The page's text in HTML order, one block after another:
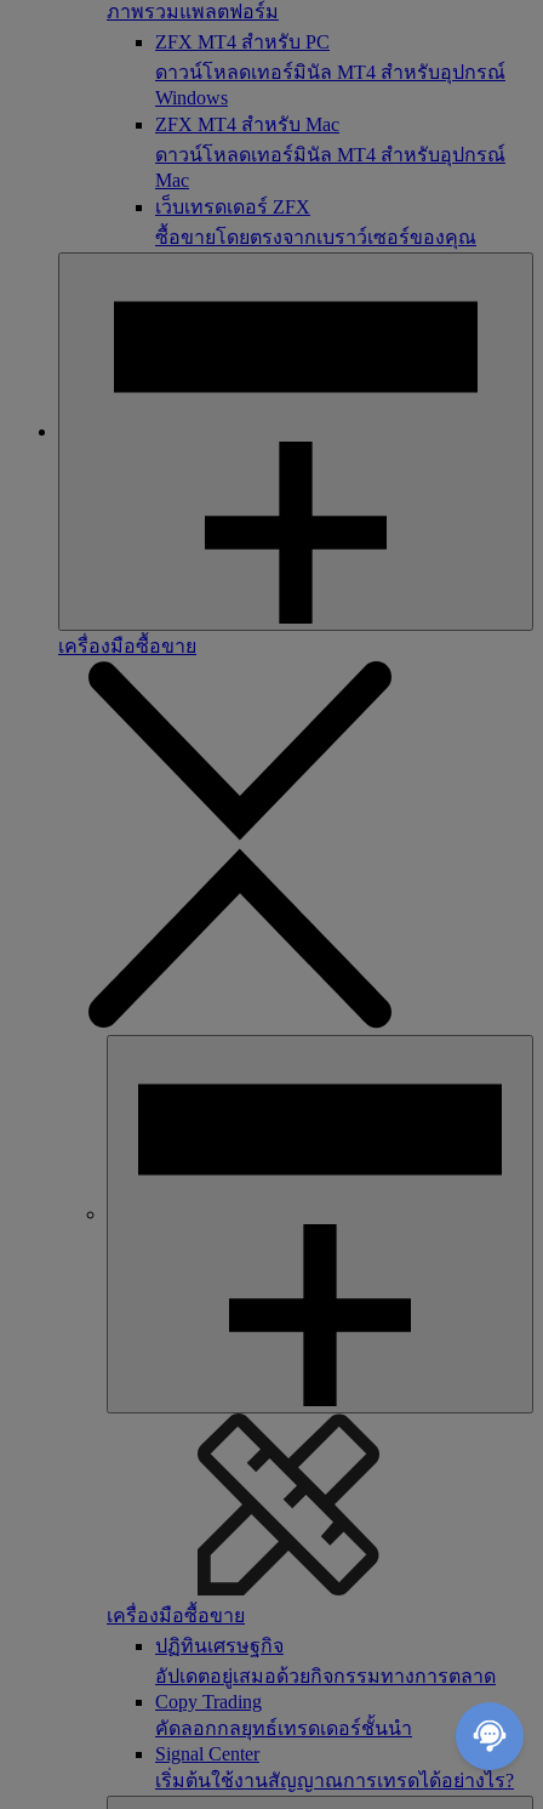
ภาพรวมแพลตฟอร์ม
ZFX MT4 สำหรับ PC
ดาวน์โหลดเทอร์มินัล MT4 สำหรับอุปกรณ์
Windows
ZFX MT4 สำหรับ Mac
ดาวน์โหลดเทอร์มินัล MT4 สำหรับอุปกรณ์
Mac
เว็บเทรดเดอร์ ZFX
ซื้อขายโดยตรงจากเบราว์เซอร์ของคุณ
เครื่องมือซื้อขาย
เครื่องมือซื้อขาย
ปฏิทินเศรษฐกิจ
อัปเดตอยู่เสมอด้วยกิจกรรมทางการตลาด
Copy Trading
คัดลอกกลยุทธ์เทรดเดอร์ชั้นนำ
Signal Center
เริ่มต้นใช้งานสัญญาณการเทรดได้อย่างไร?